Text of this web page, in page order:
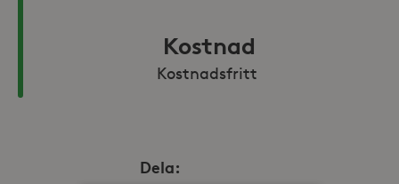
Kostnad
Kostnadsfritt
Dela: